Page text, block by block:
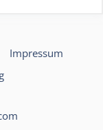
Impressum